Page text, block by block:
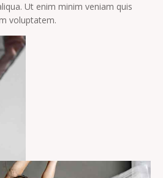
Ut enim minim veniam quis
voluptatem.